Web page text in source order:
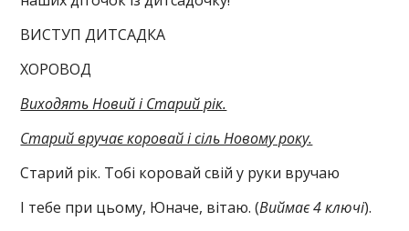
ВИСТУП ДИТСАДКА
ХОРОВОД
Виходять Новий і Старий рік.
Старий вручає коровай і сіль Новому року.
Старий рік. Тобі коровай свій у руки вручаю
І тебе при цьому, Юначе, вітаю. (Виймає 4 ключі).